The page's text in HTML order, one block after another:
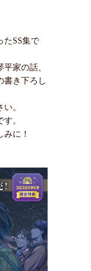
たSS集で
家の話、
書き下ろし
。
。
に！